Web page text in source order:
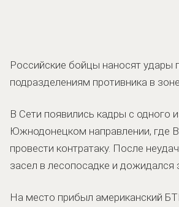
Российские бойцы наносят удары
подразделениям противника в
В Сети появились кадры с одного
Южнодонецком направлении, где
провести контратаку. После
засел в лесопосадке и дожидался
На место прибыл американский